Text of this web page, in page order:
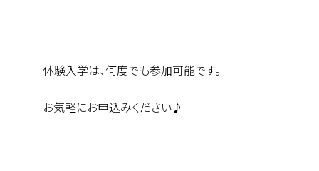
体験入学は、何度でも参加可能です。
お気軽にお申込みください♪